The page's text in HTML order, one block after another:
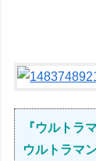
『ウルトラ
ウルトラマ